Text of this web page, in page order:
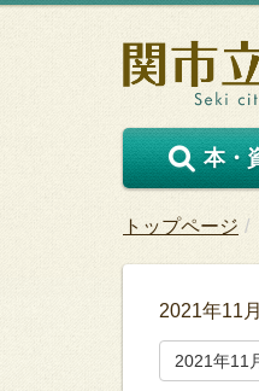
本・
トップページ
2021年11
2021年11